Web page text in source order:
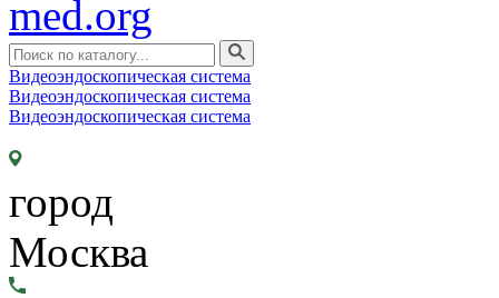
Видеоэндоскопическая система
Видеоэндоскопическая система
Видеоэндоскопическая система
город
Москва